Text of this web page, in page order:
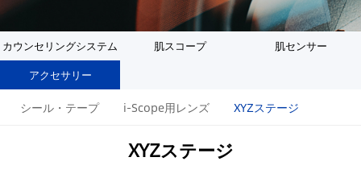
カウンセリングシステム 肌スコープ
肌センサー
アクセサリー
シール・テープ i-Scope用レンズ XYZステージ
XYZステージ